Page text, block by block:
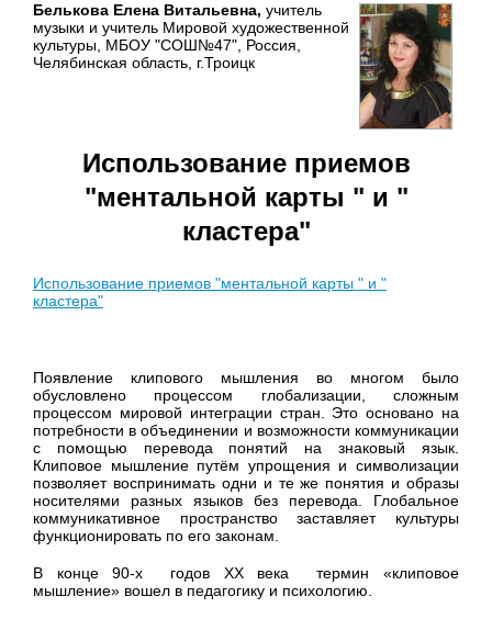
Белькова Елена Витальевна, учитель
музыки и учитель Мировой художественной
культуры, МБОУ "СОШ№47", Россия,
Челябинская область, г.Троицк
Использование приемов
"ментальной карты " и "
кластера"
Использование приемов "ментальной карты " и "
кластера"
Появление клипового мышления во многом было
обусловлено процессом глобализации, сложным
процессом мировой интеграции стран. Это основано на
потребности в объединении и возможности коммуникации
с помощью перевода понятий на знаковый язык.
Клиповое мышление путём упрощения и символизации
позволяет воспринимать одни и те же понятия и образы
носителями разных языков без перевода. Глобальное
коммуникативное пространство заставляет культуры
функционировать по его законам.
В конце 90-х годов XX века термин «клиповое
мышление» вошел в педагогику и психологию.